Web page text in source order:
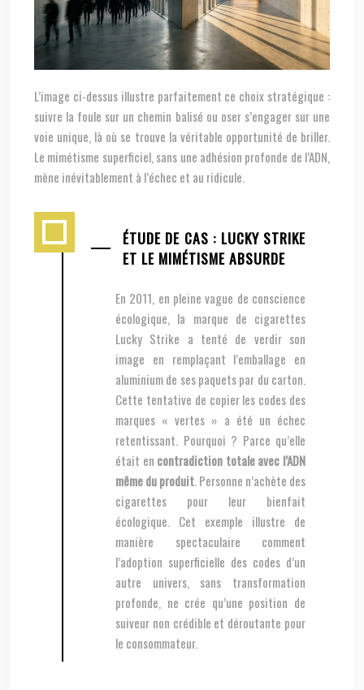
L’image ci-dessus illustre parfaitement ce choix stratégique :
suivre la foule sur un chemin balisé ou oser s’engager sur une
voie unique, là où se trouve la véritable opportunité de briller.
Le mimétisme superficiel, sans une adhésion profonde de l’ADN,
mène inévitablement à l’échec et au ridicule.
ÉTUDE DE CAS : LUCKY STRIKE
ET LE MIMÉTISME ABSURDE
En 2011, en pleine vague de conscience
écologique, la marque de cigarettes
Lucky Strike a tenté de verdir son
image en remplaçant l’emballage en
aluminium de ses paquets par du carton.
Cette tentative de copier les codes des
marques « vertes » a été un échec
retentissant. Pourquoi ? Parce qu’elle
était en contradiction totale avec l’ADN
même du produit . Personne n’achète des
cigarettes pour leur bienfait
écologique. Cet exemple illustre de
manière spectaculaire comment
l’adoption superficielle des codes d’un
autre univers, sans transformation
profonde, ne crée qu’une position de
suiveur non crédible et déroutante pour
le consommateur.